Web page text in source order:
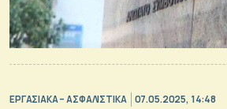
ΕΡΓΑΣΙΑΚΑ – ΑΣΦΑΛΙΣΤΙΚΑ 07.05.2025, 14:48